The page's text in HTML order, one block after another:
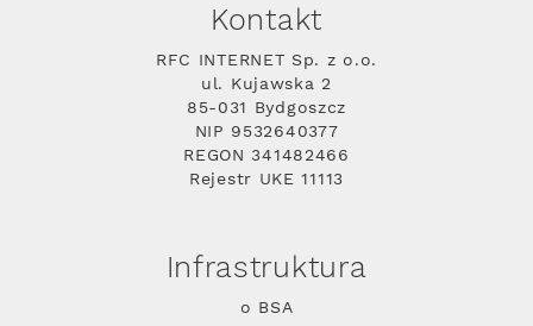
Kontakt
RFC INTERNET Sp. z o.o.
ul. Kujawska 2
85-031 Bydgoszcz
NIP 9532640377
REGON 341482466
Rejestr UKE 11113
Infrastruktura
o BSA